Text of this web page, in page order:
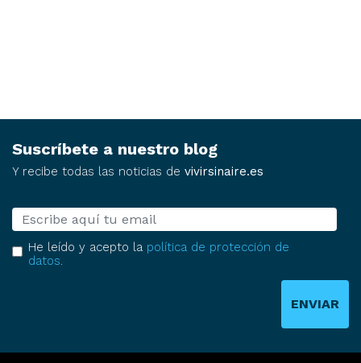
Suscríbete a nuestro blog
Y recibe todas las noticias de vivirsinaire.es
E-mail
He leído y acepto la política de protección de
datos.
ENVIAR